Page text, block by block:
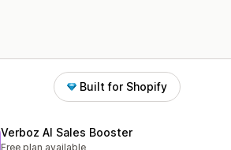
Built for Shopify
Verboz AI Sales Booster
Free plan available